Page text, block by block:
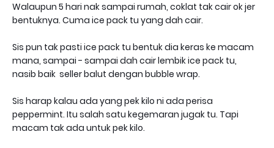
Walaupun 5 hari nak sampai rumah, coklat tak cair ok jer
bentuknya. Cuma ice pack tu yang dah cair.
Sis pun tak pasti ice pack tu bentuk dia keras ke macam
mana, sampai - sampai dah cair lembik ice pack tu,
nasib baik seller balut dengan bubble wrap.
Sis harap kalau ada yang pek kilo ni ada perisa
peppermint. Itu salah satu kegemaran jugak tu. Tapi
macam tak ada untuk pek kilo.